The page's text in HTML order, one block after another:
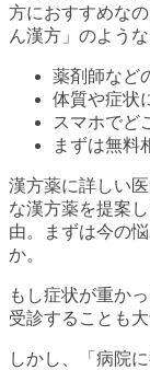
方におすすめな
ん漢方」のよう
薬剤師など
体質や症状
スマホでど
まずは無料
漢方薬に詳しい
な漢方薬を提案
由。まずは今の
か。
もし症状が重か
受診することも大
しかし、「病院